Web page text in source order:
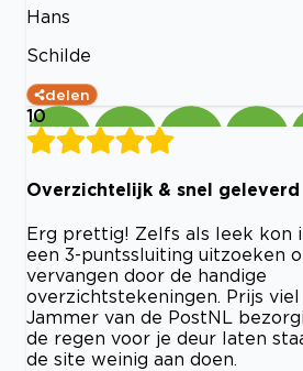
Hans
Schilde
delen
10
Overzichtelijk & snel geleverd
Erg prettig! Zelfs als leek kon
een 3-puntssluiting uitzoeken
vervangen door de handige
overzichtstekeningen. Prijs
Jammer van de PostNL
de regen voor je deur laten
de site weinig aan doen.